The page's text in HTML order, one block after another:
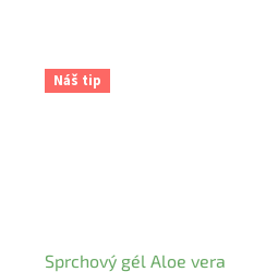
Náš tip
Sprchový gél Aloe vera